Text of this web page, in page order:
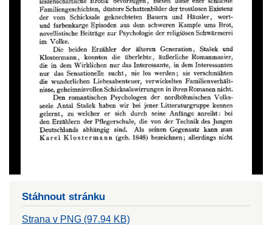
Stáhnout stránku
Strana v PNG (97.94 KB)